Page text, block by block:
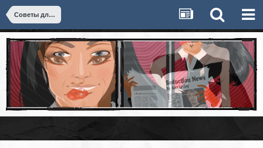
Советы для мужчин